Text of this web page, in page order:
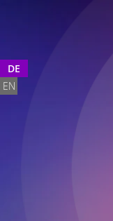
DE
EN